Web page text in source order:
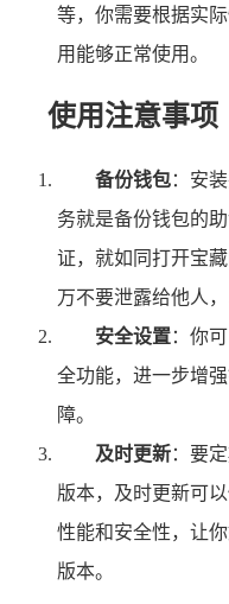
等，你需要根据实
用能够正常使用。
使用注意事项
备份钱包：安
务就是备份钱包的
证，就如同打开宝
万不要泄露给他人
安全设置：你
全功能，进一步增
障。
及时更新：要
版本，及时更新可
性能和安全性，让
版本。